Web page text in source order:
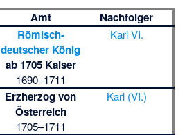
Amt Nachfolger
Römisch-
deutscher König
ab 1705 Kaiser
1690–1711
Karl VI.
Erzherzog von
Österreich
1705–1711
Karl (VI.)